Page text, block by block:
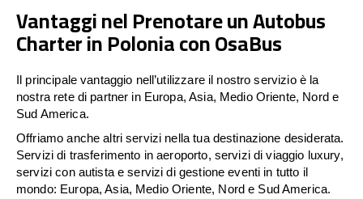
Vantaggi nel Prenotare un Autobus
Charter in Polonia con OsaBus
Il principale vantaggio nell’utilizzare il nostro servizio è la
nostra rete di partner in Europa, Asia, Medio Oriente, Nord e
Sud America.
Offriamo anche altri servizi nella tua destinazione desiderata.
Servizi di trasferimento in aeroporto, servizi di viaggio luxury,
servizi con autista e servizi di gestione eventi in tutto il
mondo: Europa, Asia, Medio Oriente, Nord e Sud America.